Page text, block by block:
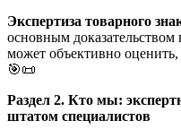
Экспертиза товарного
основным доказательством
может объективно
🎯📜
Раздел 2. Кто мы:
штатом специалистов